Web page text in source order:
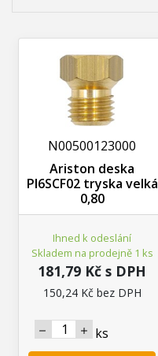
N00500123000
Ariston deska
PI6SCF02 tryska velká
0,80
Ihned k odeslání
Skladem na prodejně 1 ks
181,79 Kč s DPH
150,24 Kč bez DPH
ks